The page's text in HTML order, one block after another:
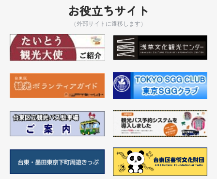
お役立ちサイト
（外部サイトに遷移します）